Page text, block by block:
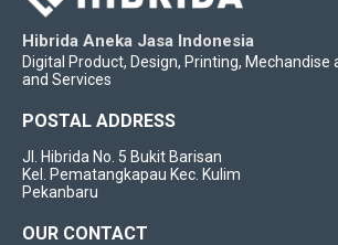
Hibrida Aneka Jasa Indonesia
Digital Product, Design, Printing, Mechandise
and Services
POSTAL ADDRESS
Jl. Hibrida No. 5 Bukit Barisan
Kel. Pematangkapau Kec. Kulim
Pekanbaru
OUR CONTACT